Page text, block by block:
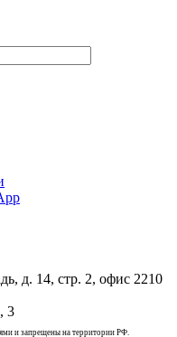
д. 14, стр. 2, офис 2210
3
и запрещены на территории РФ.